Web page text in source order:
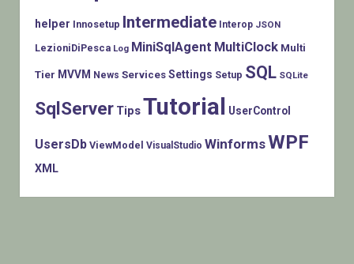
helper Innosetup Intermediate Interop JSON
LezioniDiPesca Log MiniSqlAgent MultiClock Multi
Tier MVVM News Services Settings Setup SQL SQLite
SqlServer TipsTutorial UserControl
UsersDb ViewModel VisualStudio WinformsWPF
XML